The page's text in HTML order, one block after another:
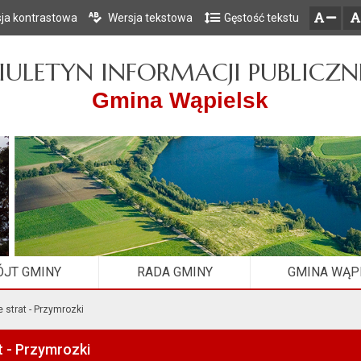
Przejdź do głównego menu
Przejdź do treści
Przejdź do mapy serwisu
kontrastowa Wersja tekstowa Gęstość tekstu
INFORMACJI
Gmina Wąpielsk
GMINY RADA GMINY GMINA
strat - Przymrozki
- Przymrozki